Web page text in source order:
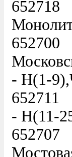
652718
652700
- Н(1-
652711
- Н(11-
652707